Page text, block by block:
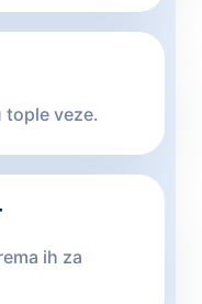
tople veze.
ih za